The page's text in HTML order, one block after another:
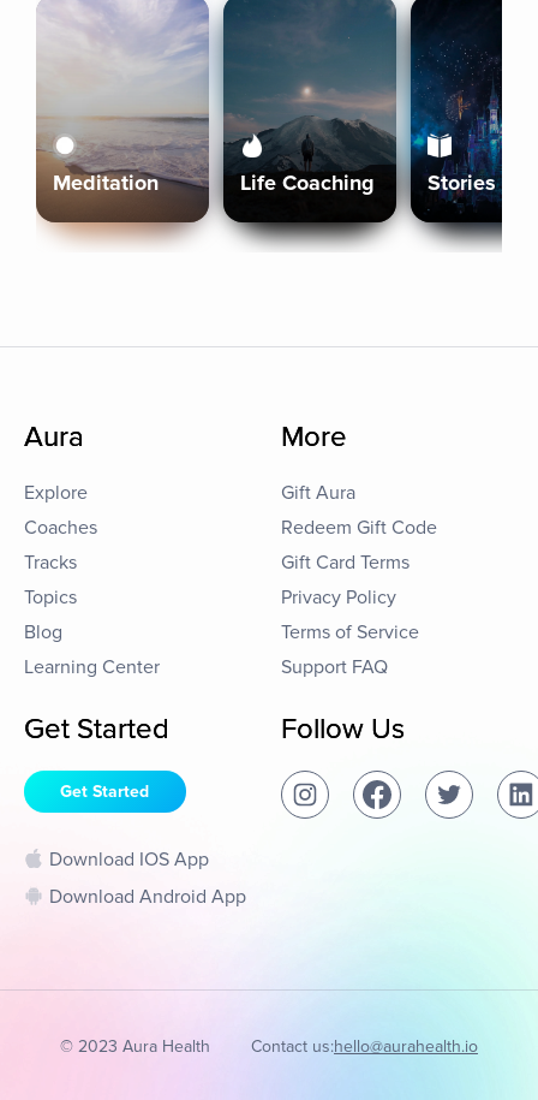
Meditation Life Coaching Stories
Aura
Explore
Coaches
Tracks
Topics
Blog
Learning Center
More
Gift Aura
Redeem Gift Code
Gift Card Terms
Privacy Policy
Terms of Service
Support FAQ
Get Started
Get Started
Download IOS App
Download Android App
Follow Us
© 2023 Aura Health Contact us:hello@aurahealth.io